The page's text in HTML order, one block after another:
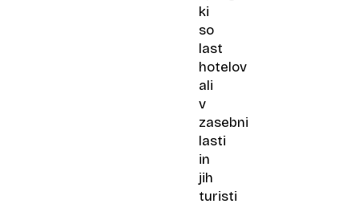
ki
so
last
hotelov
ali
v
zasebni
lasti
in
jih
turisti